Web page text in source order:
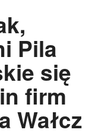
Pila
się
firm
Wałcz